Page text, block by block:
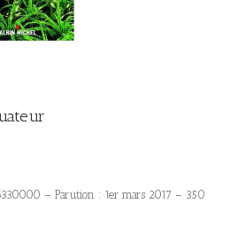
– Parution : 1er mars 2017 – 350